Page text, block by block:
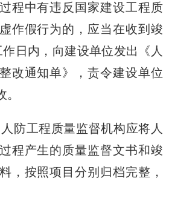
程中有违反国家建设工程质
作假行为的，应当在收到竣
日内，向建设单位发出《人
改通知单》，责令建设单位
工程质量监督机构应将人
程产生的质量监督文书和竣
，按照项目分别归档完整，